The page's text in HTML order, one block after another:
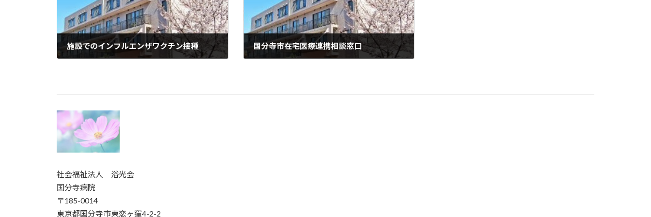
施設でのインフルエンザワクチン接種 国分寺市在宅医療連携相談窓口
社会福祉法人 浴光会
国分寺病院
〒185-0014
東京都国分寺市東恋ヶ窪4-2-2